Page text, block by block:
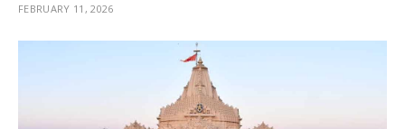
FEBRUARY 11, 2026